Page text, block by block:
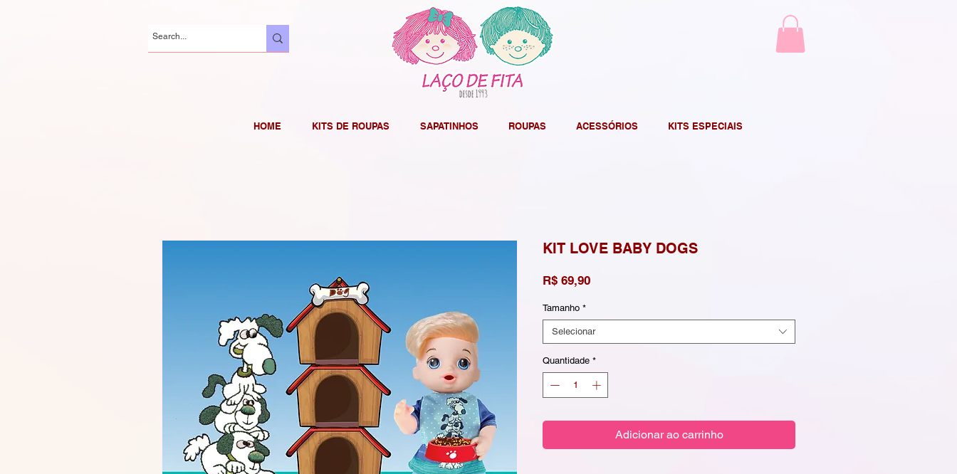
HOME KITS DE ROUPAS SAPATINHOS ROUPAS ACESSÓRIOS KITS ESPECIAIS
KIT LOVE BABY DOGS
R$ 69,90Preço
Tamanho *
Selecionar
Quantidade *
Adicionar ao carrinho